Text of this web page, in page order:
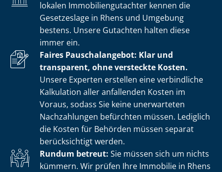
lokalen Im­mo­bi­li­en­gut­ach­ter kennen die
Gesetzeslage in Rhens und Umgebung
bestens. Unsere Gutachten halten diese
immer ein.
Faires Pauschalangebot: Klar und
transparent, ohne versteckte Kosten.
Unsere Experten erstellen eine verbindliche
Kalkulation aller anfallenden Kosten im
Voraus, sodass Sie keine unerwarteten
Nachzahlungen befürchten müssen. Lediglich
die Kosten für Behörden müssen separat
berücksichtigt werden.
Rundum betreut: Sie müssen sich um nichts
kümmern. Wir prüfen Ihre Immobilie in Rhens